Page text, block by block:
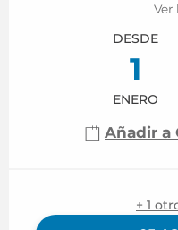
Ver
DESDE
1
ENERO
Añadir a
+ 1